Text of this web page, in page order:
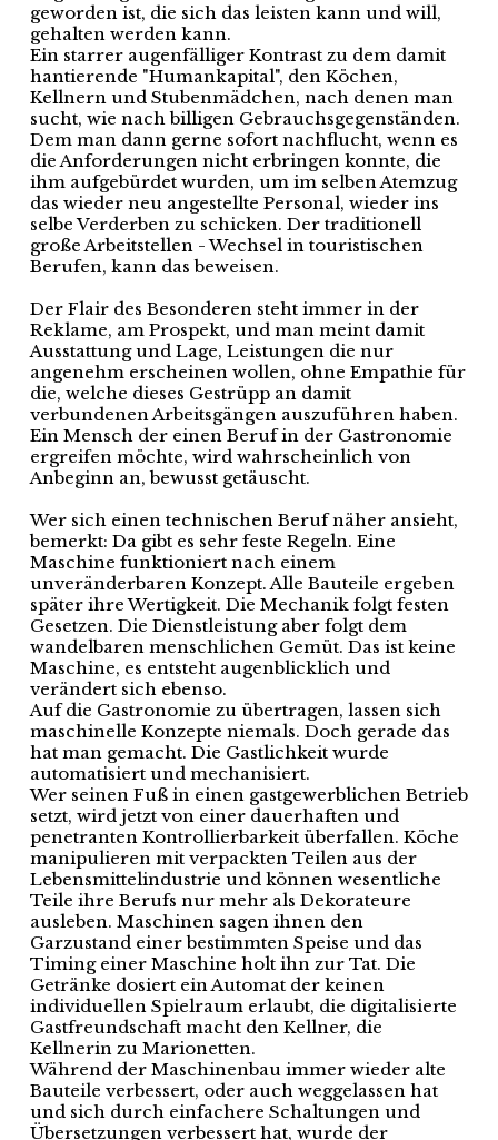
geworden ist, die sich das leisten kann und will,
gehalten werden kann.
Ein starrer augenfälliger Kontrast zu dem damit
hantierende "Humankapital", den Köchen,
Kellnern und Stubenmädchen, nach denen man
sucht, wie nach billigen Gebrauchsgegenständen.
Dem man dann gerne sofort nachflucht, wenn es
die Anforderungen nicht erbringen konnte, die
ihm aufgebürdet wurden, um im selben Atemzug
das wieder neu angestellte Personal, wieder ins
selbe Verderben zu schicken. Der traditionell
große Arbeitstellen - Wechsel in touristischen
Berufen, kann das beweisen.
Der Flair des Besonderen steht immer in der
Reklame, am Prospekt, und man meint damit
Ausstattung und Lage, Leistungen die nur
angenehm erscheinen wollen, ohne Empathie für
die, welche dieses Gestrüpp an damit
verbundenen Arbeitsgängen auszuführen haben.
Ein Mensch der einen Beruf in der Gastronomie
ergreifen möchte, wird wahrscheinlich von
Anbeginn an, bewusst getäuscht.
Wer sich einen technischen Beruf näher ansieht,
bemerkt: Da gibt es sehr feste Regeln. Eine
Maschine funktioniert nach einem
unveränderbaren Konzept. Alle Bauteile ergeben
später ihre Wertigkeit. Die Mechanik folgt festen
Gesetzen. Die Dienstleistung aber folgt dem
wandelbaren menschlichen Gemüt. Das ist keine
Maschine, es entsteht augenblicklich und
verändert sich ebenso.
Auf die Gastronomie zu übertragen, lassen sich
maschinelle Konzepte niemals. Doch gerade das
hat man gemacht. Die Gastlichkeit wurde
automatisiert und mechanisiert.
Wer seinen Fuß in einen gastgewerblichen Betrieb
setzt, wird jetzt von einer dauerhaften und
penetranten Kontrollierbarkeit überfallen. Köche
manipulieren mit verpackten Teilen aus der
Lebensmittelindustrie und können wesentliche
Teile ihre Berufs nur mehr als Dekorateure
ausleben. Maschinen sagen ihnen den
Garzustand einer bestimmten Speise und das
Timing einer Maschine holt ihn zur Tat. Die
Getränke dosiert ein Automat der keinen
individuellen Spielraum erlaubt, die digitalisierte
Gastfreundschaft macht den Kellner, die
Kellnerin zu Marionetten.
Während der Maschinenbau immer wieder alte
Bauteile verbessert, oder auch weggelassen hat
und sich durch einfachere Schaltungen und
Übersetzungen verbessert hat, wurde der